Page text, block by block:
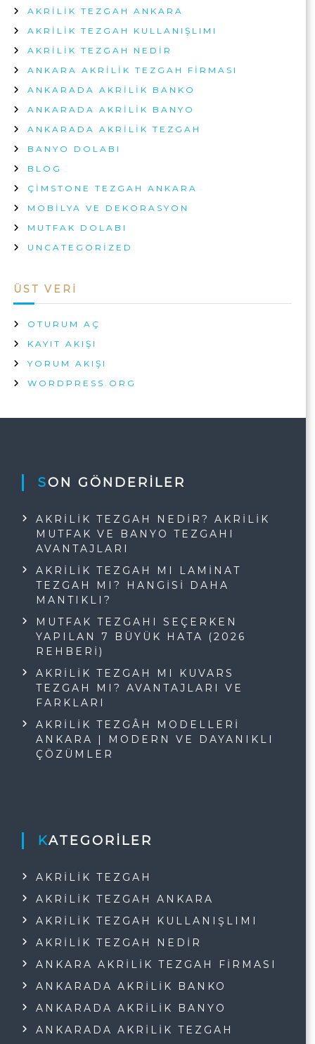
AKRILIK TEZGAH ANKARA
AKRILIK TEZGAH KULLANIŞLIMI
AKRILIK TEZGAH NEDIR
ANKARA AKRILIK TEZGAH FIRMASI
ANKARADA AKRILIK BANKO
ANKARADA AKRILIK BANYO
ANKARADA AKRILIK TEZGAH
BANYO DOLABI
BLOG
ÇIMSTONE TEZGAH ANKARA
MOBILYA VE DEKORASYON
MUTFAK DOLABI
UNCATEGORIZED
ÜST VERI
OTURUM AÇ
KAYIT AKIŞI
YORUM AKIŞI
WORDPRESS.ORG
SON GÖNDERILER
AKRILIK TEZGAH NEDIR? AKRILIK
MUTFAK VE BANYO TEZGAHI
AVANTAJLARI
AKRILIK TEZGAH MI LAMINAT
TEZGAH MI? HANGISI DAHA
MANTIKLI?
MUTFAK TEZGAHI SEÇERKEN
YAPILAN 7 BÜYÜK HATA (2026
REHBERI)
AKRILIK TEZGAH MI KUVARS
TEZGAH MI? AVANTAJLARI VE
FARKLARI
AKRILIK TEZGÂH MODELLERI
ANKARA | MODERN VE DAYANIKLI
ÇÖZÜMLER
KATEGORILER
AKRILIK TEZGAH
AKRILIK TEZGAH ANKARA
AKRILIK TEZGAH KULLANIŞLIMI
AKRILIK TEZGAH NEDIR
ANKARA AKRILIK TEZGAH FIRMASI
ANKARADA AKRILIK BANKO
ANKARADA AKRILIK BANYO
ANKARADA AKRILIK TEZGAH